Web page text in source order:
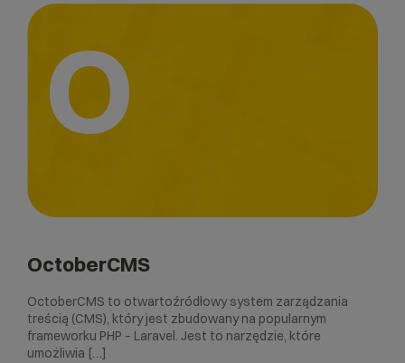
O
OctoberCMS
OctoberCMS to otwartoźródłowy system zarządzania
treścią (CMS), który jest zbudowany na popularnym
frameworku PHP – Laravel. Jest to narzędzie, które
umożliwia […]